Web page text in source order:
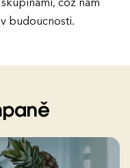
budoucnosti.